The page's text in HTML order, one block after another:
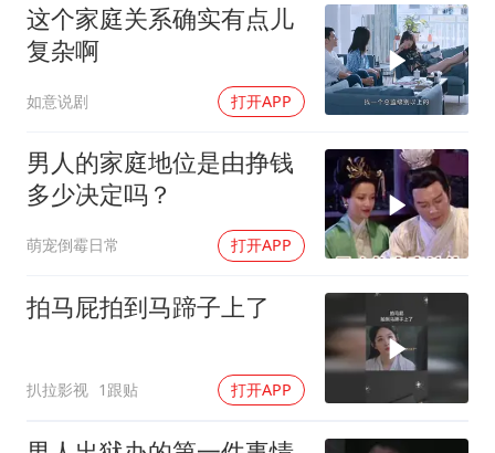
2025年小学教师减少13.19万
上海大部迎大暴雨
《龙餐馆》 冲奖
构建更高水平的全民健身公共服务体系
这个家庭关系确实有点儿
复杂啊
如意说剧 打开APP
男人的家庭地位是由挣钱
多少决定吗？
萌宠倒霉日常 打开APP
拍马屁拍到马蹄子上了
扒拉影视 1跟贴 打开APP